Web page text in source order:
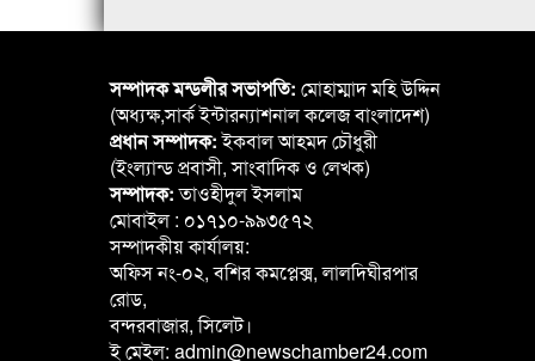
সম্পাদক মন্ডলীর সভাপতি: মোহাম্মাদ মহি উদ্দিন
(অধ্যক্ষ,সার্ক ইন্টারন্যাশনাল কলেজ বাংলাদেশ)
প্রধান সম্পাদক:ইকবাল আহমদ চৌধুরী
(ইংল্যান্ড প্রবাসী, সাংবাদিক ও লেখক)
সম্পাদক:তাওহীদুল ইসলাম
মোবাইল : ০১৭১০-৯৯৩৫৭২
সম্পাদকীয় কার্যালয়:
অফিস নং-০২, বশির কমপ্লেক্স, লালদিঘীরপার
রোড,
বন্দরবাজার, সিলেট।
ই মেইল: admin@newschamber24.com